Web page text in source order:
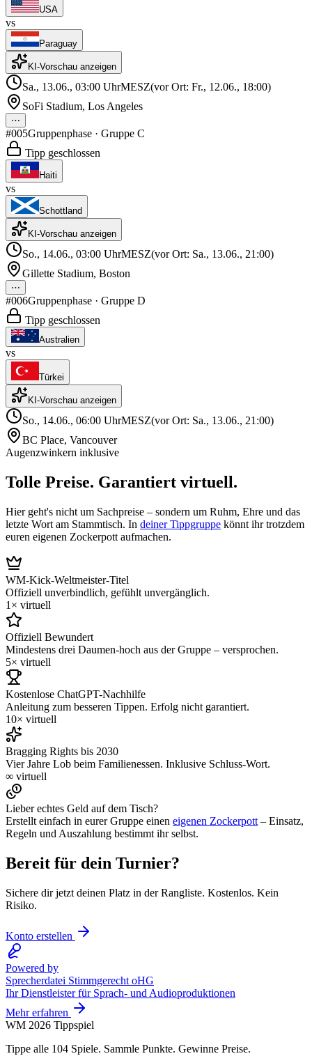
USA
vs
Paraguay
KI-Vorschau anzeigen
Sa., 13.06., 03:00 UhrMESZ(vor Ort: Fr., 12.06., 18:00)
SoFi Stadium, Los Angeles
⋯
#005Gruppenphase · Gruppe C
Tipp geschlossen
Haiti
vs
Schottland
KI-Vorschau anzeigen
So., 14.06., 03:00 UhrMESZ(vor Ort: Sa., 13.06., 21:00)
Gillette Stadium, Boston
⋯
#006Gruppenphase · Gruppe D
Tipp geschlossen
Australien
vs
Türkei
KI-Vorschau anzeigen
So., 14.06., 06:00 UhrMESZ(vor Ort: Sa., 13.06., 21:00)
BC Place, Vancouver
Augenzwinkern inklusive
Tolle Preise. Garantiert virtuell.
Hier geht's nicht um Sachpreise – sondern um Ruhm, Ehre und das
letzte Wort am Stammtisch. In deiner Tippgruppe könnt ihr trotzdem
euren eigenen Zockerpott aufmachen.
WM-Kick-Weltmeister-Titel
Offiziell unverbindlich, gefühlt unvergänglich.
1× virtuell
Offiziell Bewundert
Mindestens drei Daumen-hoch aus der Gruppe – versprochen.
5× virtuell
Kostenlose ChatGPT-Nachhilfe
Anleitung zum besseren Tippen. Erfolg nicht garantiert.
10× virtuell
Bragging Rights bis 2030
Vier Jahre Lob beim Familienessen. Inklusive Schluss-Wort.
∞ virtuell
Lieber echtes Geld auf dem Tisch?
Erstellt einfach in eurer Gruppe einen eigenen Zockerpott – Einsatz,
Regeln und Auszahlung bestimmt ihr selbst.
Bereit für dein Turnier?
Sichere dir jetzt deinen Platz in der Rangliste. Kostenlos. Kein
Risiko.
Konto erstellen
Powered by
Sprecherdatei Stimmgerecht oHG
Ihr Dienstleister für Sprach- und Audioproduktionen
Mehr erfahren
WM 2026 Tippspiel
Tippe alle 104 Spiele. Sammle Punkte. Gewinne Preise.